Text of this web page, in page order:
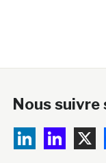
Nous suivre